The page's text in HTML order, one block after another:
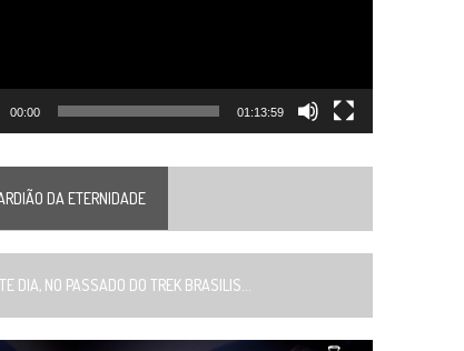
00:00 01:13:59
DA ETERNIDADE
DIA, NO PASSADO DO TREK BRASILIS...